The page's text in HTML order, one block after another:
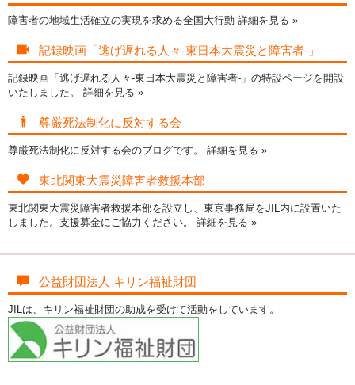
障害者の地域生活確立の実現を求める全国大行動 詳細を見る »
記録映画「逃げ遅れる人々-東日本大震災と障害者-」
記録映画「逃げ遅れる人々-東日本大震災と障害者-」の特設ページを開設
いたしました。 詳細を見る »
尊厳死法制化に反対する会
尊厳死法制化に反対する会のブログです。 詳細を見る »
東北関東大震災障害者救援本部
東北関東大震災障害者救援本部を設立し、東京事務局をJIL内に設置いた
しました。支援募金にご協力ください。 詳細を見る »
公益財団法人 キリン福祉財団
JILは、キリン福祉財団の助成を受けて活動をしています。